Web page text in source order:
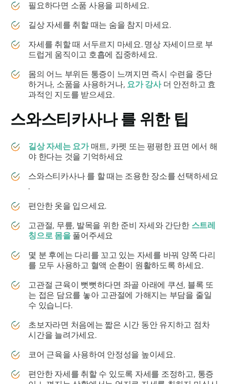
필요하다면 소품 사용을 피하세요.
길상 자세를 취할 때는 숨을 참지 마세요.
자세를 취할 때 서두르지 마세요. 명상 자세이므로 부
드럽게 움직이고 호흡에 집중하세요.
몸의 어느 부위든 통증이 느껴지면 즉시 수련을 중단
하거나, 소품을 사용하거나, 요가 강사더 안전하고 효
과적인 지도를 받으세요.
스와스티카사나를 위한 팁
길상 자세는 요가매트, 카펫 또는 평평한 표면 에서 해
야 한다는 것을 기억하세요
스와스티카사나를 할 때는 조용한 장소를 선택하세요
.
편안한 옷을 입으세요.
고관절, 무릎, 발목을 위한 준비 자세와 간단한 스트레
칭으로 몸을풀어주세요
몇 분 후에는 다리를 꼬고 있는 자세를 바꿔 양쪽 다리
를 모두 사용하고 혈액 순환이 원활하도록 하세요.
고관절 근육이 뻣뻣하다면 좌골 아래에 쿠션, 블록 또
는 접은 담요를 놓아 고관절에 가해지는 부담을 줄일
수 있습니다.
초보자라면 처음에는 짧은 시간 동안 유지하고 점차
시간을 늘려가세요.
코어 근육을 사용하여 안정성을 높이세요.
편안한 자세를 취할 수 있도록 자세를 조정하고, 통증